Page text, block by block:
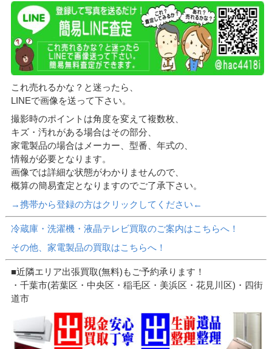
これ売れるかな？と迷ったら、
LINEで画像を送って下さい。
撮影時のポイントは角度を変えて複数枚、
キズ・汚れがある場合はその部分、
家電製品の場合はメーカー、型番、年式の、
情報が必要となります。
画像では詳細な状態がわかりませんので、
概算の簡易査定となりますのでご了承下さい。
→携帯から登録の方はクリックしてください←
冷蔵庫・洗濯機・液晶テレビ買取のご案内はこちらへ！
その他、家電製品の買取はこちらへ！
■近隣エリア出張買取(無料)もご予約承ります！
・千葉市(若葉区・中央区・稲毛区・美浜区・花見川区)・四街
道市